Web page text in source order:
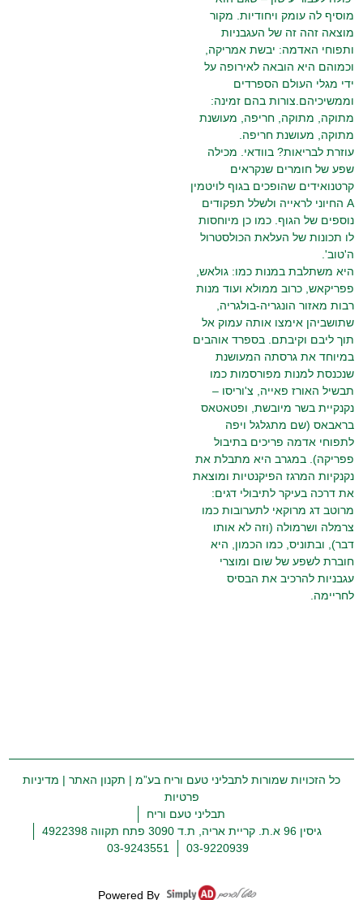
מוסיף לה עומק ויחודיות. מקור
מוצאה זהה זה של העגבניות
ותפוחי האדמה: יבשת אמריקה,
וכמוהם היא הובאה לאירופה על
ידי מגלי העולם הספרדים
וממשיכיהם.צורות בהם זמינה:
מתוקה, מתוקה, חריפה, מעושנת
מתוקה, מעושנת חריפה.
עוזרת לבריאות? בוודאי. מכילה
שפע של חומרים שנקראים
קרטנואידים שהופכים בגוף לויטמין
A החיוני לראייה ולשלל תפקודים
נוספים של הגוף. כמו כן מיוחסות
לו תכונות של העלאת הכולסטרול
ה'טוב'.
היא משתלבת במנות כמו: גולאש,
פפריקאש, כרוב ממולא ועוד מנות
רבות מאזור הונגריה-בולגריה,
שתושביהן אימצו אותה עמוק אל
תוך ליבם וקיבתם. בספרד אוהבים
במיוחד את גרסתה המעושנת
שנכנסת למנות מפורסמות כמו
תבשיל האורז פאייה, צ'וריסו –
נקנקיית בשר מיובשת, ופטאטאס
בראבאס (שם מתגלגל ויפה
לתפוחי אדמה פריכים בתיבול
פפריקה). במגרב היא מתבלת את
נקנקיות המרגז הפיקנטיות ומוצאת
את דרכה בעיקר לתיבולי דגים:
מרוטב דג מרוקאי לתערובות כמו
צרמלה ושרמולה (וזה לא אותו
דבר), ובתוניס, כמו הכמון, היא
חוברת לשפע של שום ומוצרי
עגבניות להרכיב את הבסיס
לחריימה.
כל הזכויות שמורות לתבליני טעם וריח בע”מ | תקנון האתר | מדיניות
פרטיות
תבליני טעם וריח
גיסין 96 א.ת. קריית אריה, ת.ד 3090 פתח תקווה 4922398
03-9220939
03-9243551
Powered By